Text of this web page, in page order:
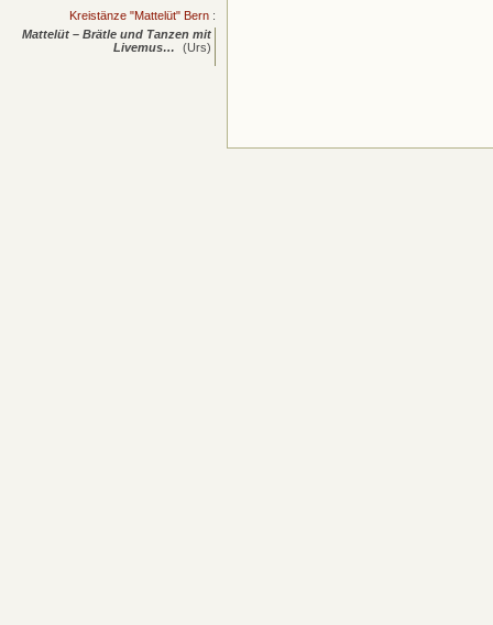
Kreistänze "Mattelüt" Bern :
Mattelüt – Brätle und Tanzen mit
Livemus…
(Urs)